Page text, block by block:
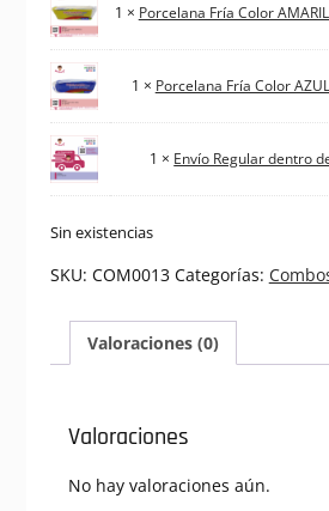
1 × Porcelana Fría Color
1 × Porcelana Fría Color
1 × Envío Regular dentro
Sin existencias
SKU: COM0013 Categorías:
Valoraciones (0)
Valoraciones
No hay valoraciones aún.